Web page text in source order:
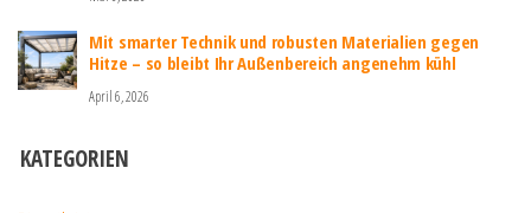
Mit smarter Technik und robusten Materialien gegen
Hitze – so bleibt Ihr Außenbereich angenehm kühl
April 6, 2026
KATEGORIEN